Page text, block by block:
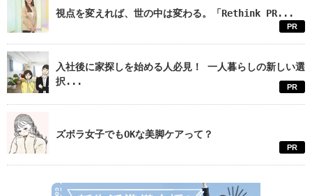
視点を変えれば、世の中は変わる。「Rethink PR...
PR
入社後に家探しを始める人必見！ 一人暮らしの新しい選
択...
PR
ズボラ女子でもOKな美脚ケアって？
PR